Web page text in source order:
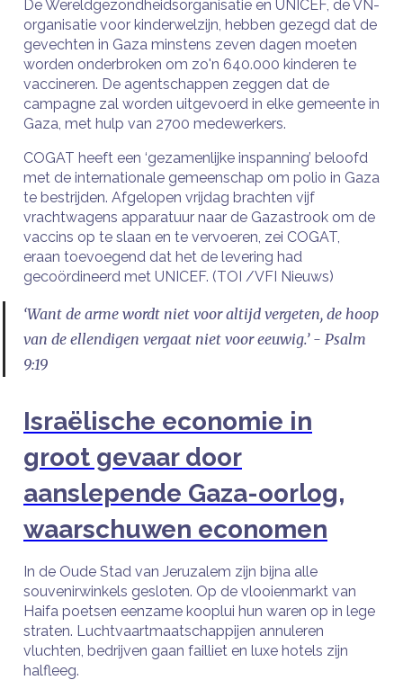
De Wereldgezondheidsorganisatie en UNICEF, de VN-
organisatie voor kinderwelzijn, hebben gezegd dat de
gevechten in Gaza minstens zeven dagen moeten
worden onderbroken om zo'n 640.000 kinderen te
vaccineren. De agentschappen zeggen dat de
campagne zal worden uitgevoerd in elke gemeente in
Gaza, met hulp van 2700 medewerkers.
COGAT heeft een ‘gezamenlijke inspanning’ beloofd
met de internationale gemeenschap om polio in Gaza
te bestrijden. Afgelopen vrijdag brachten vijf
vrachtwagens apparatuur naar de Gazastrook om de
vaccins op te slaan en te vervoeren, zei COGAT,
eraan toevoegend dat het de levering had
gecoördineerd met UNICEF. (TOI /VFI Nieuws)
‘Want de arme wordt niet voor altijd vergeten, de hoop
van de ellendigen vergaat niet voor eeuwig.’ - Psalm
9:19
Israëlische economie in
groot gevaar door
aanslepende Gaza-oorlog,
waarschuwen economen
In de Oude Stad van Jeruzalem zijn bijna alle
souvenirwinkels gesloten. Op de vlooienmarkt van
Haifa poetsen eenzame kooplui hun waren op in lege
straten. Luchtvaartmaatschappijen annuleren
vluchten, bedrijven gaan failliet en luxe hotels zijn
halfleeg.